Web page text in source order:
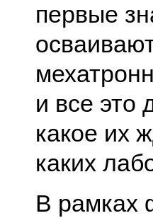
первые
и все это
какое их
каких
В рамках